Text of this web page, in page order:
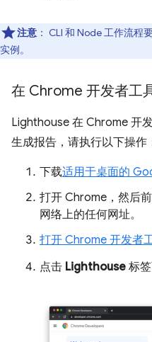
注意 ： CLI 和 Node 工作流程
实例。
在 Chrome 开发者工
Lighthouse 在 Chrome 开
生成报告，请执行以下操作
下载适用于桌面的
打开 Chrome，然后
网络上的任何网址。
打开 Chrome 开发者
点击 Lighthouse 标签